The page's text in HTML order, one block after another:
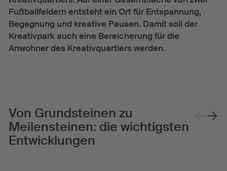
Fußballfeldern entsteht ein Ort für Entspannung,
Begegnung und kreative Pausen. Damit soll der
Kreativpark auch eine Bereicherung für die
Anwohner des Kreativquartiers werden.
Von Grundsteinen zu
Meilensteinen: die wichtigsten
Entwicklungen